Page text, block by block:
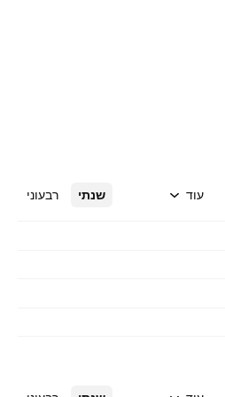
שנתי רבעוני עוד